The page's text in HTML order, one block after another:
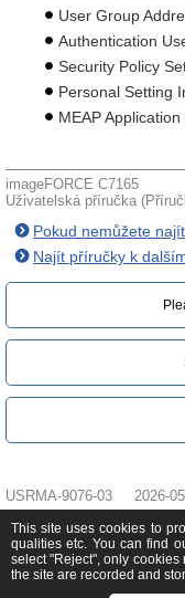
User Group
Authentication
Security Policy
Personal Setting
MEAP
imageFORCE C7165
Uživatelská příručka
Pokud nemůžete
Najít příručky k
USRMA-9076-03 2026-05
This site uses cookies to
qualities etc. You can find
select "Reject", only
the site are recorded and